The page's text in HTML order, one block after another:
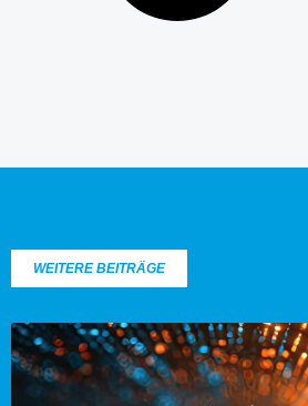
WEITERE BEITRÄGE